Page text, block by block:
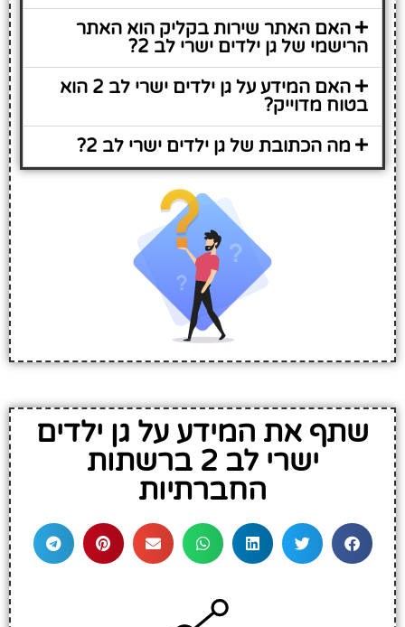
האם האתר שירות בקליק הוא האתר
הרישמי של גן ילדים ישרי לב 2?
האם המידע על גן ילדים ישרי לב 2 הוא
בטוח מדוייק?
מה הכתובת של גן ילדים ישרי לב 2?
שתף את המידע על גן ילדים
ישרי לב 2 ברשתות
החברתיות